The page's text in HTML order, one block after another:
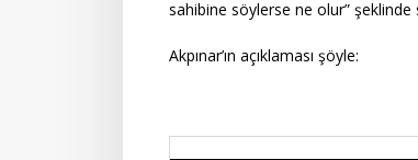
sahibine söylerse ne olur” şeklinde
Akpınar’ın açıklaması şöyle: